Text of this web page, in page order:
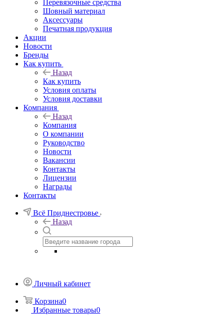
Перевязочные средства
Шовный материал
Аксессуары
Печатная продукция
Акции
Новости
Бренды
Как купить
Назад
Как купить
Условия оплаты
Условия доставки
Компания
Назад
Компания
О компании
Руководство
Новости
Вакансии
Контакты
Лицензии
Награды
Контакты
Всё Приднестровье
Назад
Личный кабинет
Корзина0
Избранные товары0